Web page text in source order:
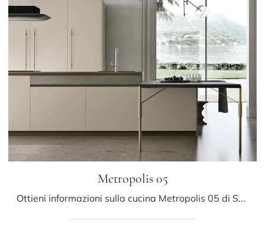
Metropolis 05
Ottieni informazioni sulla cucina Metropolis 05 di Stosa: questa soluzione in Pet sarà l'acquisto ideale per te!